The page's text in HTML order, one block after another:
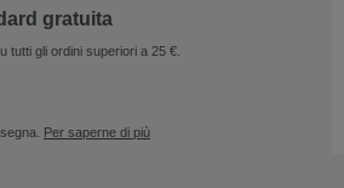
gratuita
tutti gli ordini superiori a 25 €.
Per saperne di più